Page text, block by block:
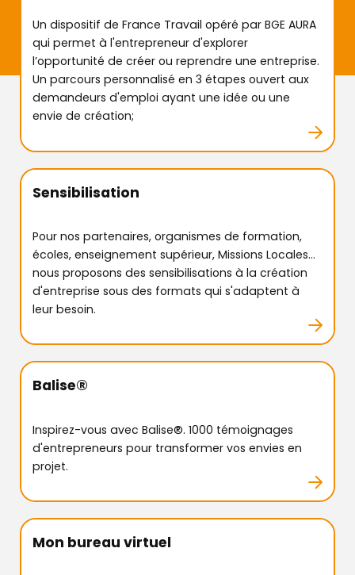
TROUVER MA BGE EN AUVERGNE-RHÔNE-
nos solutions
Offre de services
Les témoignages
Le DLA
&agenda
Un dispositif de France Travail opéré par BGE AURA
qui permet à l'entrepreneur d'explorer
l’opportunité de créer ou reprendre une entreprise.
Un parcours personnalisé en 3 étapes ouvert aux
demandeurs d'emploi ayant une idée ou une
envie de création;
Sensibilisation
Pour nos partenaires, organismes de formation,
écoles, enseignement supérieur, Missions Locales...
nous proposons des sensibilisations à la création
d'entreprise sous des formats qui s'adaptent à
leur besoin.
Balise®
Inspirez-vous avec Balise®. 1000 témoignages
d'entrepreneurs pour transformer vos envies en
projet.
Mon bureau virtuel